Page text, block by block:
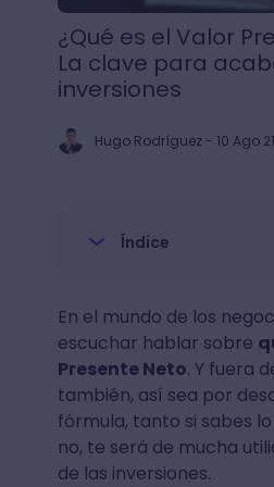
¿Qué es el Valor
La clave para
inversiones
Hugo Rodríguez- 10 Ago 21
Índice
En el mundo de los
escuchar hablar sobre
Presente Neto. Y fuera
también, así sea por
fórmula, tanto si sabes
no, te será de mucha
de las inversiones.